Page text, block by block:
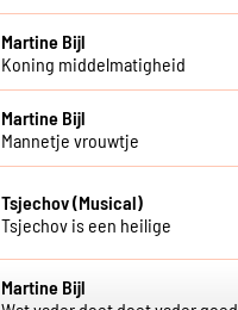
Martine Bijl
Koning middelmatigheid
Martine Bijl
Mannetje vrouwtje
Tsjechov (Musical)
Tsjechov is een heilige
Martine Bijl